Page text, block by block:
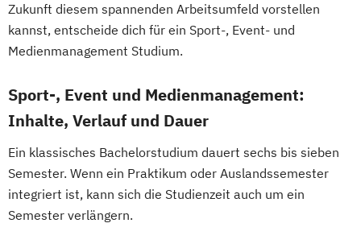
Zukunft diesem spannenden Arbeitsumfeld vorstellen
kannst, entscheide dich für ein Sport-, Event- und
Medienmanagement Studium.
Sport-, Event und Medienmanagement:
Inhalte, Verlauf und Dauer
Ein klassisches Bachelorstudium dauert sechs bis sieben
Semester. Wenn ein Praktikum oder Auslandssemester
integriert ist, kann sich die Studienzeit auch um ein
Semester verlängern.